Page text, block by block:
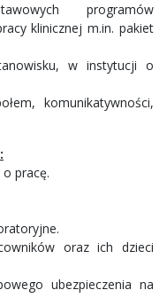
programów
klinicznej m.in. pakiet
w instytucji o
komunikatywności,
pracę.
oraz ich dzieci
ubezpieczenia na